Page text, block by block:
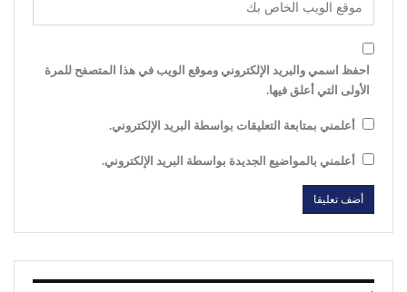
احفظ اسمي والبريد الإلكتروني وموقع الويب في هذا المتصفح للمرة
الأولى التي أعلق فيها.
أعلمني بمتابعة التعليقات بواسطة البريد الإلكتروني.
أعلمني بالمواضيع الجديدة بواسطة البريد الإلكتروني.